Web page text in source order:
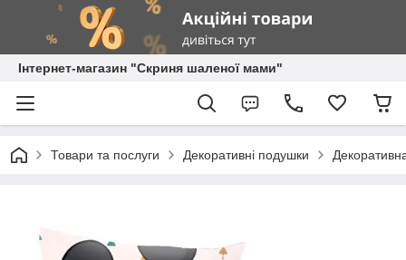
Інтернет-магазин "Скриня шаленої мами"
Товари та послуги Декоративні подушки